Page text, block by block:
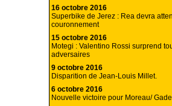
16 octobre 2016
Superbike de Jerez : Rea devra
couronnement
15 octobre 2016
Motegi : Valentino Rossi surprend
adversaires
9 octobre 2016
Disparition de Jean-Louis Millet.
6 octobre 2016
Nouvelle victoire pour Moreau/